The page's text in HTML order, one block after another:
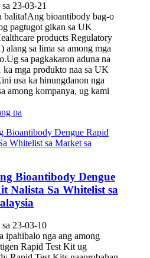
23-03-21
balita!Ang bioantibody bag-o
pagtugot gikan sa UK
products Regulatory
sa lima sa among mga
sa pagkakaron aduna na
ka mga produkto naa sa UK
usa ka hinungdanon nga
among kompanya, ug kami
pa
Bioantibody Dengue
Nalista Sa Whitelist sa
23-03-10
ipahibalo nga ang among
Rapid Test Kit ug